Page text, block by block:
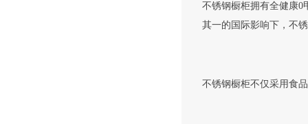
不锈钢橱柜拥有全健康0
其一的国际影响下，不
不锈钢橱柜不仅采用食